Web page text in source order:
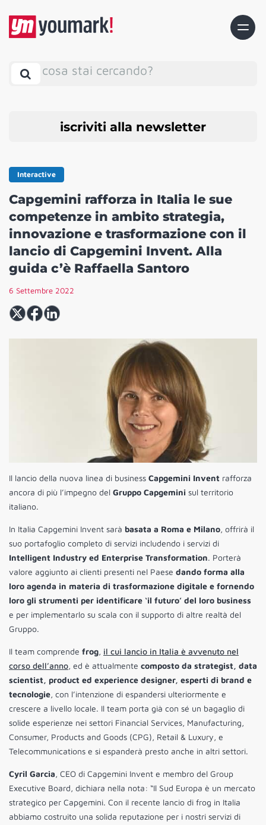
cosa stai cercando?
iscriviti alla newsletter
Interactive
Capgemini rafforza in Italia le sue
competenze in ambito strategia,
innovazione e trasformazione con il
lancio di Capgemini Invent. Alla
guida c’è Raffaella Santoro
6 Settembre 2022
Il lancio della nuova linea di business Capgemini Invent rafforza
ancora di più l’impegno del Gruppo Capgemini sul territorio
italiano.
In Italia Capgemini Invent sarà basata a Roma e Milano, offrirà il
suo portafoglio completo di servizi includendo i servizi di
Intelligent Industry ed Enterprise Transformation. Porterà
valore aggiunto ai clienti presenti nel Paese dando forma alla
loro agenda in materia di trasformazione digitale e fornendo
loro gli strumenti per identificare ‘il futuro’ del loro business
e per implementarlo su scala con il supporto di altre realtà del
Gruppo.
Il team comprende frog, il cui lancio in Italia è avvenuto nel
corso dell’anno, ed è attualmente composto da strategist, data
scientist, product ed experience designer, esperti di brand e
tecnologie, con l’intenzione di espandersi ulteriormente e
crescere a livello locale. Il team porta già con sé un bagaglio di
solide esperienze nei settori Financial Services, Manufacturing,
Consumer, Products and Goods (CPG), Retail & Luxury, e
Telecommunications e si espanderà presto anche in altri settori.
Cyril Garcia, CEO di Capgemini Invent e membro del Group
Executive Board, dichiara nella nota: “Il Sud Europa è un mercato
strategico per Capgemini. Con il recente lancio di frog in Italia
abbiamo costruito una solida reputazione per i nostri servizi di